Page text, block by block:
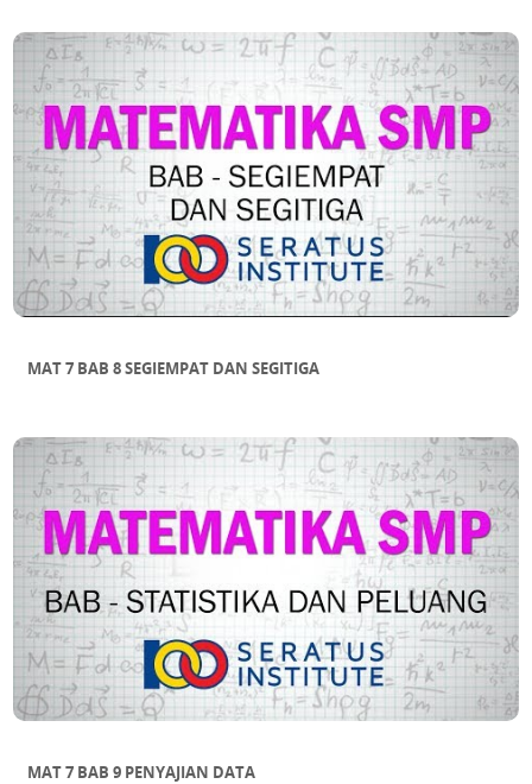
MAT 7 BAB 8 SEGIEMPAT DAN SEGITIGA
MAT 7 BAB 9 PENYAJIAN DATA